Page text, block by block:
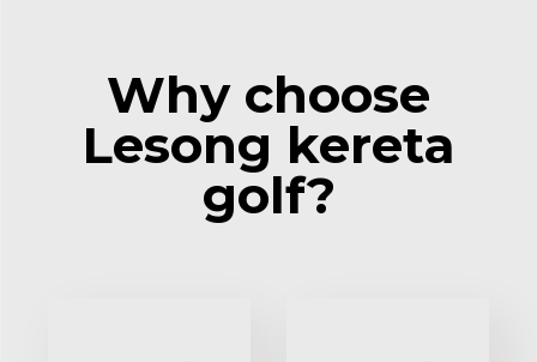
Why choose
Lesong kereta
golf?